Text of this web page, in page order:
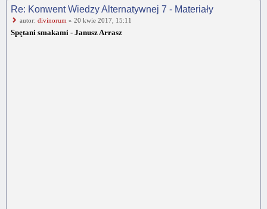
Re: Konwent Wiedzy Alternatywnej 7 - Materiały
autor: divinorum » 20 kwie 2017, 15:11
Spętani smakami - Janusz Arrasz